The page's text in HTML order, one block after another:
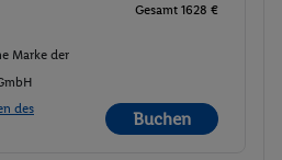
Gesamt 1628 €
Marke der
des
Buchen